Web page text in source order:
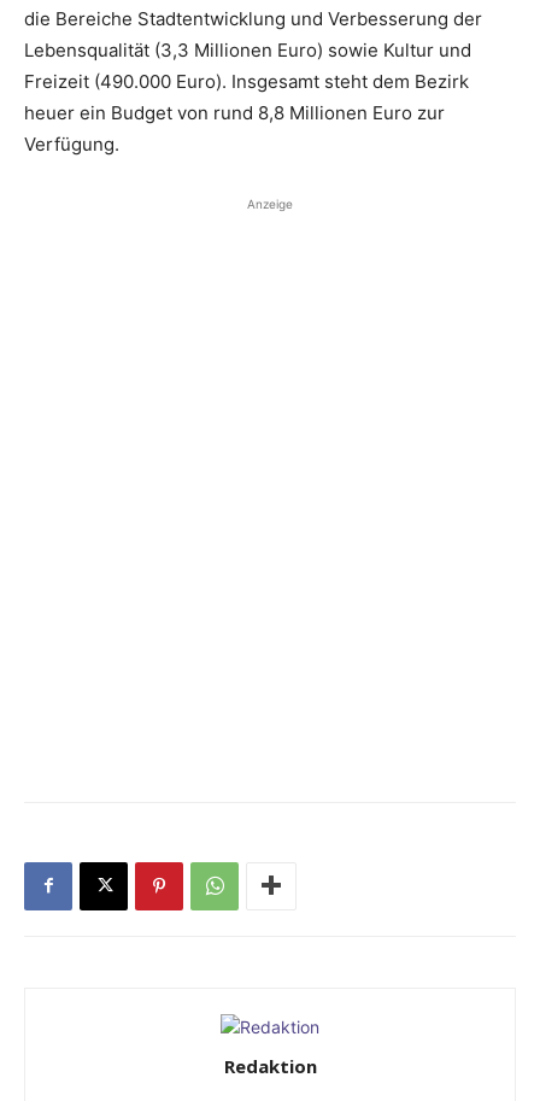
die Bereiche Stadtentwicklung und Verbesserung der
Lebensqualität (3,3 Millionen Euro) sowie Kultur und
Freizeit (490.000 Euro). Insgesamt steht dem Bezirk
heuer ein Budget von rund 8,8 Millionen Euro zur
Verfügung.
Anzeige
Redaktion